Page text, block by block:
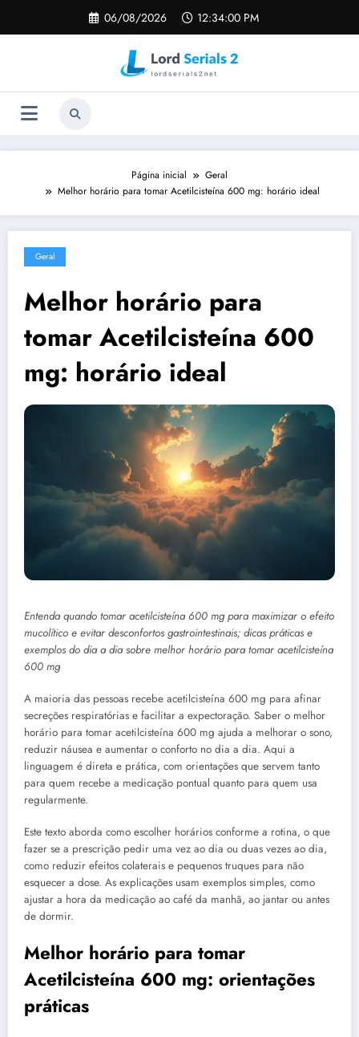
o
06/08/2026 12:34:01 PM
Página inicial
Geral
Melhor horário para tomar Acetilcisteína 600 mg: horário ideal
Geral
Melhor horário para
tomar Acetilcisteína 600
mg: horário ideal
Entenda quando tomar acetilcisteína 600 mg para maximizar o efeito
mucolítico e evitar desconfortos gastrointestinais; dicas práticas e
exemplos do dia a dia sobre melhor horário para tomar acetilcisteína
600 mg
A maioria das pessoas recebe acetilcisteína 600 mg para afinar
secreções respiratórias e facilitar a expectoração. Saber o melhor
horário para tomar acetilcisteína 600 mg ajuda a melhorar o sono,
reduzir náusea e aumentar o conforto no dia a dia. Aqui a
linguagem é direta e prática, com orientações que servem tanto
para quem recebe a medicação pontual quanto para quem usa
regularmente.
Este texto aborda como escolher horários conforme a rotina, o que
fazer se a prescrição pedir uma vez ao dia ou duas vezes ao dia,
como reduzir efeitos colaterais e pequenos truques para não
esquecer a dose. As explicações usam exemplos simples, como
ajustar a hora da medicação ao café da manhã, ao jantar ou antes
de dormir.
Melhor horário para tomar
Acetilcisteína 600 mg: orientações
práticas